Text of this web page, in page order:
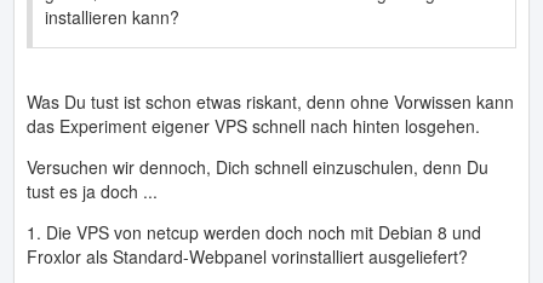
installieren kann?
Was Du tust ist schon etwas riskant, denn ohne Vorwissen kann
das Experiment eigener VPS schnell nach hinten losgehen.
Versuchen wir dennoch, Dich schnell einzuschulen, denn Du
tust es ja doch ...
1. Die VPS von netcup werden doch noch mit Debian 8 und
Froxlor als Standard-Webpanel vorinstalliert ausgeliefert?